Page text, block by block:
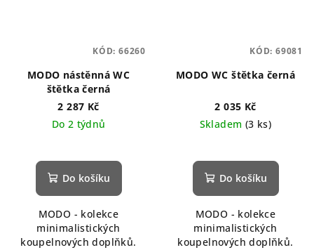
MODO nástěnná WC
štětka černá
2 287 Kč
Do 2 týdnů
Do košíku
MODO - kolekce
minimalistických
koupelnových doplňků.
KÓD: 66260
MODO WC štětka černá
2 035 Kč
Skladem (3 ks)
Do košíku
MODO - kolekce
minimalistických
koupelnových doplňků.
KÓD: 69081